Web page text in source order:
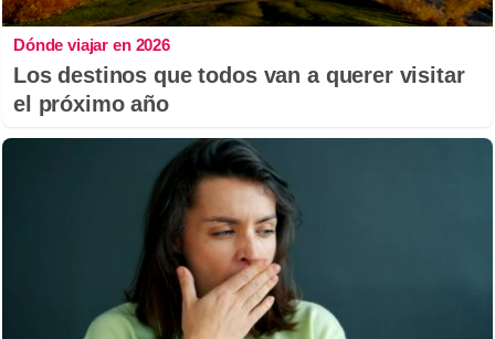
Dónde viajar en 2026
Los destinos que todos van a querer visitar
el próximo año